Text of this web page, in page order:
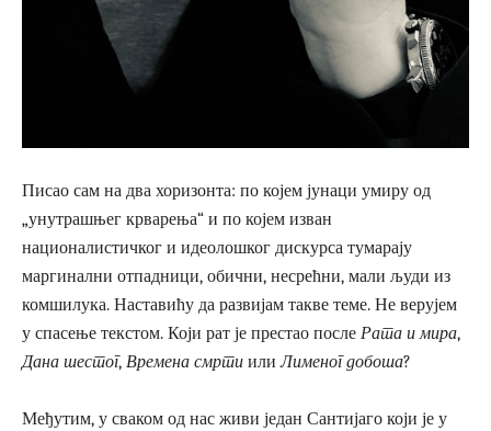
Писао сам на два хоризонта: по којем јунаци умиру од
„унутрашњег крварења“ и по којем изван
националистичког и идеолошког дискурса тумарају
маргинални отпадници, обични, несрећни, мали људи из
комшилука. Наставићу да развијам такве теме. Не верујем
у спасење текстом. Који рат је престао после Рата и мира,
Дана шестог, Времена смрти илиЛименог добоша?
Међутим, у сваком од нас живи један Сантијаго који је у